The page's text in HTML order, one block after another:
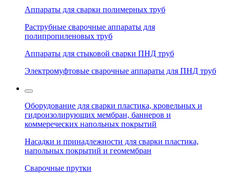
Аппараты для сварки полимерных труб
Раструбные сварочные аппараты для
полипропиленовых труб
Аппараты для стыковой сварки ПНД труб
Электромуфтовые сварочные аппараты для ПНД труб
Оборудование для сварки пластика, кровельных и
гидроизолирующих мембран, баннеров и
коммереческих напольных покрытий
Насадки и принадлежности для сварки пластика,
напольных покрытий и геомембран
Сварочные прутки